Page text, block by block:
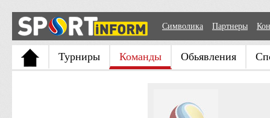
Символика Партнеры
Турниры Команды Обьявления